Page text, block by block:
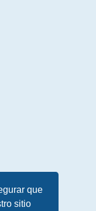
que
sitio